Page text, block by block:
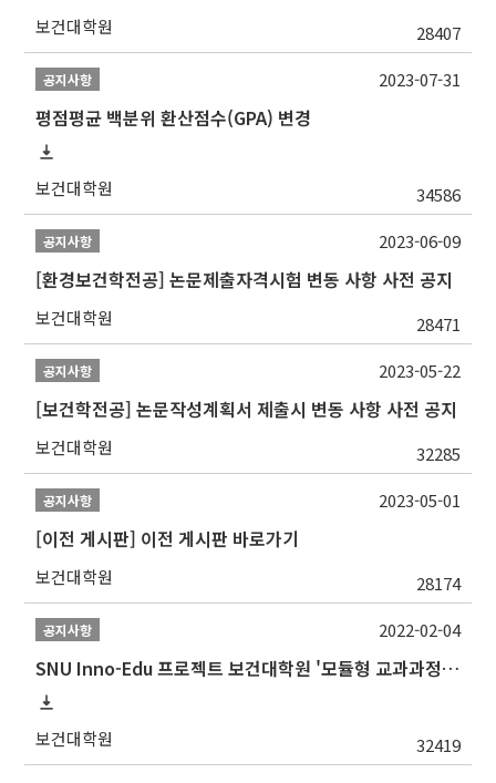
보건대학원 28407
공지사항
평점평균 백분위 환산점수(GPA) 변경
보건대학원 34586
2023-07-31
공지사항
[환경보건학전공] 논문제출자격시험 변동 사항 사전 공지
보건대학원 28471
2023-06-09
공지사항
[보건학전공] 논문작성계획서 제출시 변동 사항 사전 공지
보건대학원 32285
2023-05-22
공지사항
[이전 게시판] 이전 게시판 바로가기
보건대학원 28174
2023-05-01
공지사항
SNU Inno-Edu 프로젝트 보건대학원 '모듈형 교과과정' 안내(revised 2022/2/28)
보건대학원 32419
2022-02-04